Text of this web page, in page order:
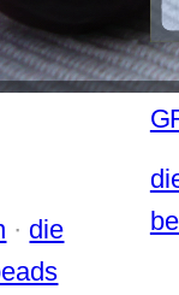
· die